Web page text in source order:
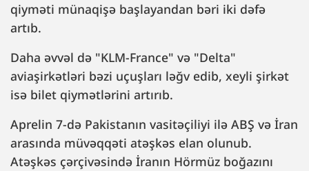
qiyməti münaqişə başlayandan bəri iki dəfə
artıb.
Daha əvvəl də "KLM-France" və "Delta"
aviaşirkətləri bəzi uçuşları ləğv edib, xeyli şirkət
isə bilet qiymətlərini artırıb.
Aprelin 7-də Pakistanın vasitəçiliyi ilə ABŞ və İran
arasında müvəqqəti atəşkəs elan olunub.
Atəşkəs çərçivəsində İranın Hörmüz boğazını